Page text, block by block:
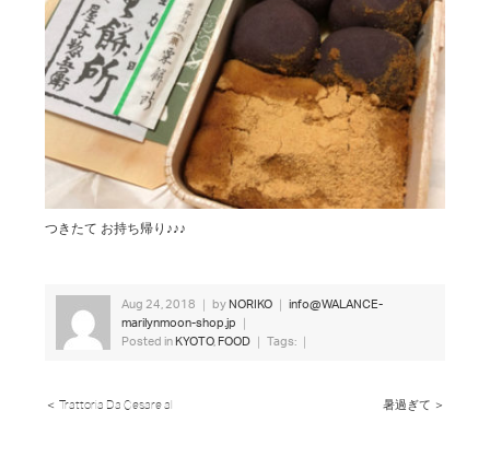
つきたて お持ち帰り♪♪♪
Aug 24, 2018 ｜ byNORIKO ｜info@WALANCE-
marilynmoon-shop.jp ｜
Posted inKYOTO,FOOD ｜ Tags: ｜
＜ Trattoria Da Cesare al 暑過ぎて ＞